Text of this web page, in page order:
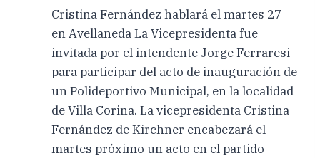
Cristina Fernández hablará el martes 27
en Avellaneda La Vicepresidenta fue
invitada por el intendente Jorge Ferraresi
para participar del acto de inauguración de
un Polideportivo Municipal, en la localidad
de Villa Corina. La vicepresidenta Cristina
Fernández de Kirchner encabezará el
martes próximo un acto en el partido